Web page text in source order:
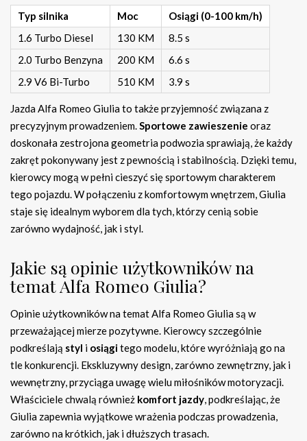
Typ silnika Moc
Osiągi (0-100 km/h)
1.6 Turbo Diesel
130 KM
8.5 s
2.0 Turbo Benzyna
200 KM
6.6 s
2.9 V6 Bi-Turbo
510 KM 3.9 s
Jazda Alfa Romeo Giulia to także przyjemność związana z
precyzyjnym prowadzeniem.Sportowe zawieszenie oraz
doskonała zestrojona geometria podwozia sprawiają, że każdy
zakręt pokonywany jest z pewnością i stabilnością. Dzięki temu,
kierowcy mogą w pełni cieszyć się sportowym charakterem
tego pojazdu. W połączeniu z komfortowym wnętrzem, Giulia
staje się idealnym wyborem dla tych, którzy cenią sobie
zarówno wydajność, jak i styl.
Jakie są opinie użytkowników na
temat Alfa Romeo Giulia?
Opinie użytkowników na temat Alfa Romeo Giulia są w
przeważającej mierze pozytywne. Kierowcy szczególnie
podkreślają styl i osiągitego modelu, które wyróżniają go na
tle konkurencji. Ekskluzywny design, zarówno zewnętrzny, jak i
wewnętrzny, przyciąga uwagę wielu miłośników motoryzacji.
Właściciele chwalą również komfort jazdy, podkreślając, że
Giulia zapewnia wyjątkowe wrażenia podczas prowadzenia,
zarówno na krótkich, jak i dłuższych trasach.